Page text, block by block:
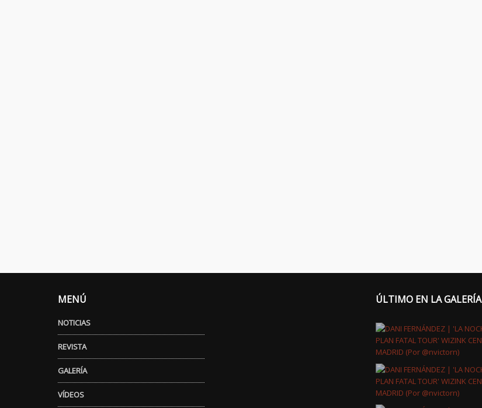
MENÚ
NOTICIAS
REVISTA
GALERÍA
VÍDEOS
ÚLTIMO EN LA GALERÍA